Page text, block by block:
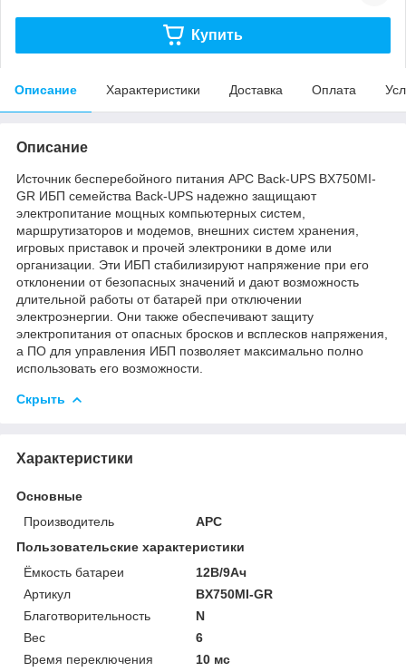
Купить
Описание Характеристики Доставка Оплата
Описание
Источник бесперебойного питания APC Back-UPS BX750MI-
GR ИБП семейства Back-UPS надежно защищают
электропитание мощных компьютерных систем,
маршрутизаторов и модемов, внешних систем хранения,
игровых приставок и прочей электроники в доме или
организации. Эти ИБП стабилизируют напряжение при его
отклонении от безопасных значений и дают возможность
длительной работы от батарей при отключении
электроэнергии. Они также обеспечивают защиту
электропитания от опасных бросков и всплесков напряжения,
а ПО для управления ИБП позволяет максимально полно
использовать его возможности.
Скрыть
Характеристики
Основные
Производитель
APC
Пользовательские характеристики
Ёмкость батареи
12В/9Ач
Артикул
BX750MI-GR
Благотворительность
N
Вес
6
Время переключения
10 мс